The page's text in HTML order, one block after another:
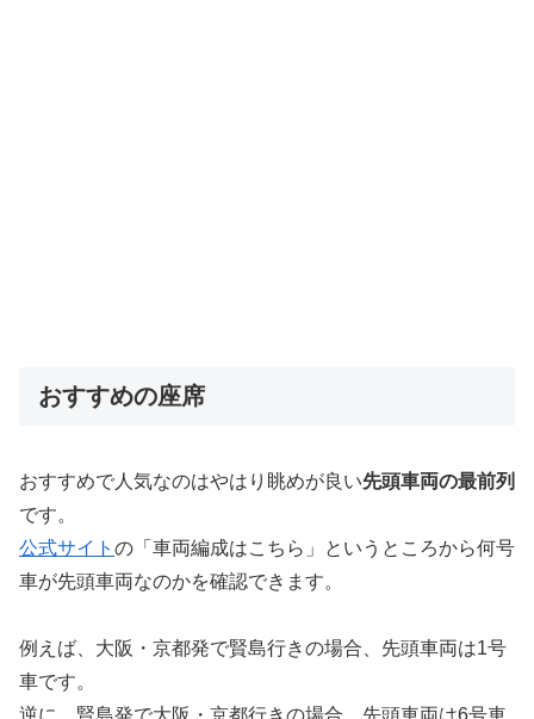
おすすめの座席
おすすめで人気なのはやはり眺めが良い先頭車両の最前列
です。
公式サイト の「車両編成はこちら」というところから何号
車が先頭車両なのかを確認できます。
例えば、大阪・京都発で賢島行きの場合、先頭車両は1号
車です。